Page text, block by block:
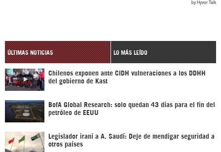
ÚLTIMAS NOTICIAS LO MÁS LEÍDO
Chilenos exponen ante CIDH vulneraciones a los DDHH
del gobierno de Kast
BofA Global Research: solo quedan 43 días para el fin del
petróleo de EEUU
Legislador iraní a A. Saudí: Deje de mendigar seguridad a
otros países